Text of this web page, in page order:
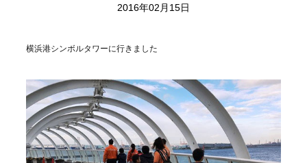
2016年02月15日
横浜港シンボルタワーに行きました